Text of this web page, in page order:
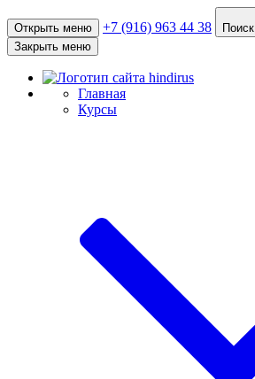
Открыть меню +7 (916) 963 44 38
Поиск
Закрыть меню
Главная
Курсы